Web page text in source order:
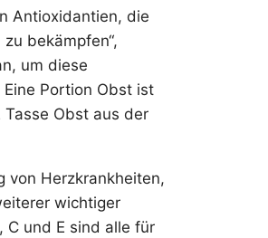
Antioxidantien, die
bekämpfen“,
um diese
Portion Obst ist
Obst aus der
von Herzkrankheiten,
wichtiger
C und E sind alle für